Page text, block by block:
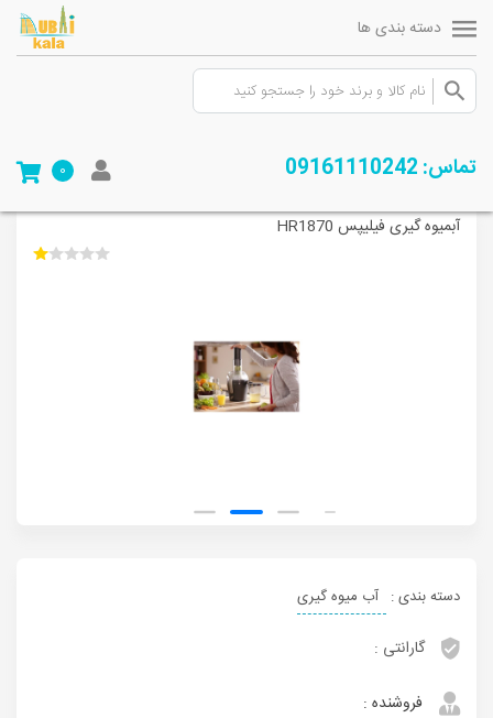
دسته بندی ها
تماس: 09161110242 0
صفحه ی اصلی/فروشگاه/لوازم خانگی تهیه و نگهداری نوشیدنی/
آب میوه
گیری/آبمیوه گیری فیلیپس HR1870
آبمیوه گیری فیلیپس HR1870
دسته بندی : آب میوه گیری
گارانتی :
فروشنده :